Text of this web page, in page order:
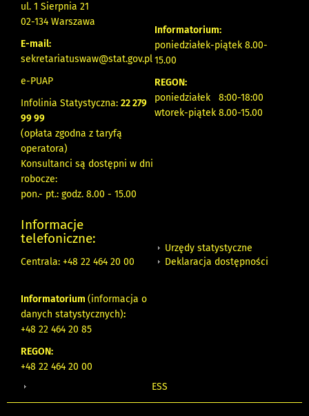
ul. 1 Sierpnia 21
02-134 Warszawa
E-mail:
sekretariatuswaw@stat.gov.pl
e-PUAP
Infolinia Statystyczna: 22 279
99 99
(opłata zgodna z taryfą
operatora)
Konsultanci są dostępni w dni
robocze:
pon.- pt.: godz. 8.00 - 15.00
Informatorium:
poniedziałek-piątek 8.00-
15.00
REGON:
poniedziałek 8:00-18:00
wtorek-piątek 8.00-15.00
Informacje
telefoniczne:
Centrala: +48 22 464 20 00
Informatorium (informacja o
danych statystycznych):
+48 22 464 20 85
REGON:
+48 22 464 20 00
Urzędy statystyczne
Deklaracja dostępności
ESS